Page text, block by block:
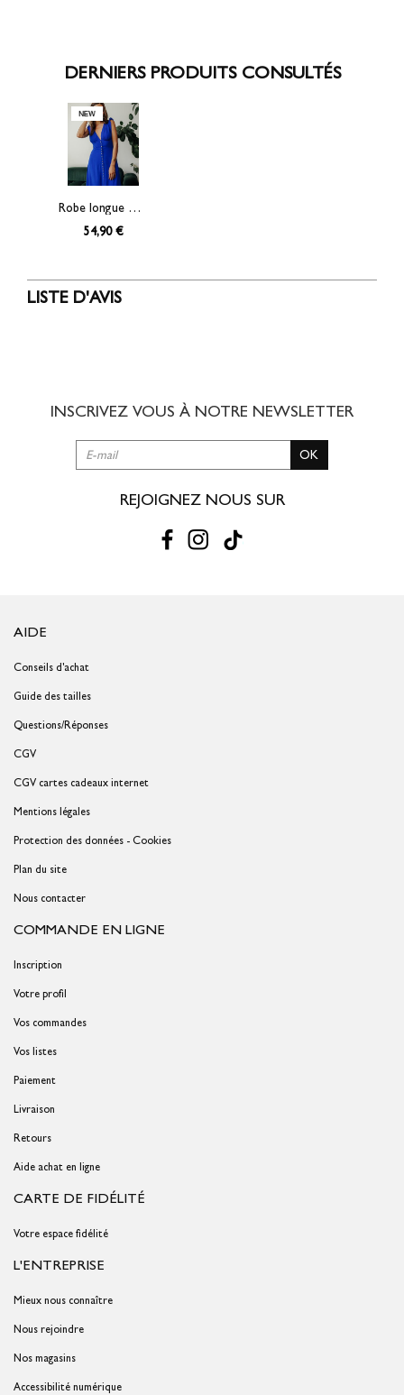
DERNIERS PRODUITS CONSULTÉS
Robe longue Persia corset
54,90 €
LISTE D'AVIS
INSCRIVEZ VOUS À NOTRE NEWSLETTER
OK
REJOIGNEZ NOUS SUR
AIDE
Conseils d'achat
Guide des tailles
Questions/Réponses
CGV
CGV cartes cadeaux internet
Mentions légales
Protection des données - Cookies
Plan du site
Nous contacter
COMMANDE EN LIGNE
Inscription
Votre profil
Vos commandes
Vos listes
Paiement
Livraison
Retours
Aide achat en ligne
CARTE DE FIDÉLITÉ
Votre espace fidélité
L'ENTREPRISE
Mieux nous connaître
Nous rejoindre
Nos magasins
Accessibilité numérique